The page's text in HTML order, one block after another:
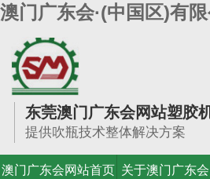
澳门广东会·(中国区)有
东莞澳门广东会网站塑胶
提供吹瓶技术整体解决方案
澳门广东会网站首页 关于澳门广东会